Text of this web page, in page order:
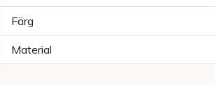
Färg
Material